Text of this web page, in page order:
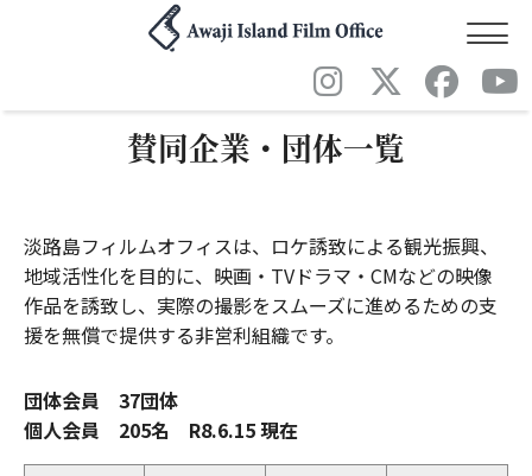
賛同企業・団体一覧
淡路島フィルムオフィスは、ロケ誘致による観光振興、
地域活性化を目的に、映画・TVドラマ・CMなどの映像
作品を誘致し、実際の撮影をスムーズに進めるための支
援を無償で提供する非営利組織です。
団体会員 37団体
個人会員 205名 R8.6.15 現在